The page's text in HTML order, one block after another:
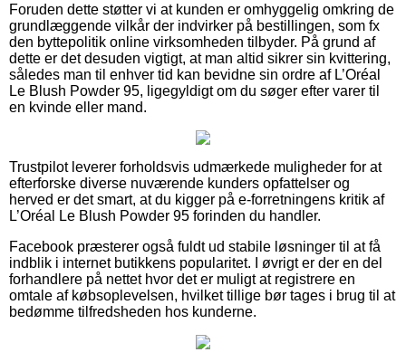
Foruden dette støtter vi at kunden er omhyggelig omkring de
grundlæggende vilkår der indvirker på bestillingen, som fx
den byttepolitik online virksomheden tilbyder. På grund af
dette er det desuden vigtigt, at man altid sikrer sin kvittering,
således man til enhver tid kan bevidne sin ordre af L’Oréal
Le Blush Powder 95, ligegyldigt om du søger efter varer til
en kvinde eller mand.
Trustpilot leverer forholdsvis udmærkede muligheder for at
efterforske diverse nuværende kunders opfattelser og
herved er det smart, at du kigger på e-forretningens kritik af
L’Oréal Le Blush Powder 95 forinden du handler.
Facebook præsterer også fuldt ud stabile løsninger til at få
indblik i internet butikkens popularitet. I øvrigt er der en del
forhandlere på nettet hvor det er muligt at registrere en
omtale af købsoplevelsen, hvilket tillige bør tages i brug til at
bedømme tilfredsheden hos kunderne.